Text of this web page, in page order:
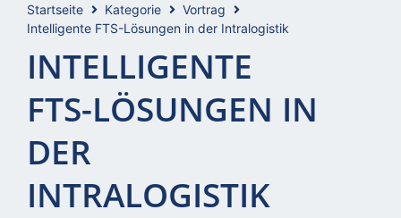
Startseite Kategorie
Vortrag
Intelligente FTS-Lösungen in der Intralogistik
INTELLIGENTE
FTS-LÖSUNGEN IN
DER
INTRALOGISTIK